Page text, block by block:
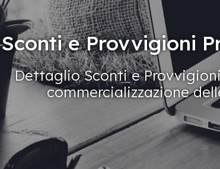
Sconti e Provvigioni
Dettaglio Sconti e
commercializzazione